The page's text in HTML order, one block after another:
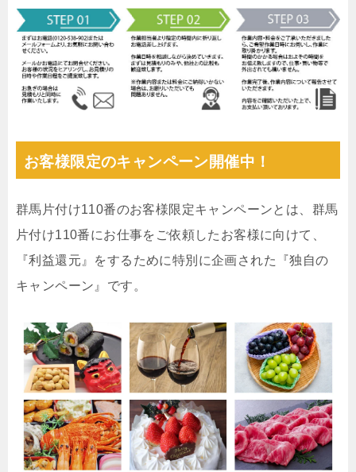
お客様限定のキャンペーン開催中！
群馬片付け110番のお客様限定キャンペーンとは、群馬
片付け110番にお仕事をご依頼したお客様に向けて、
『利益還元』をするために特別に企画された『独自の
キャンペーン』です。